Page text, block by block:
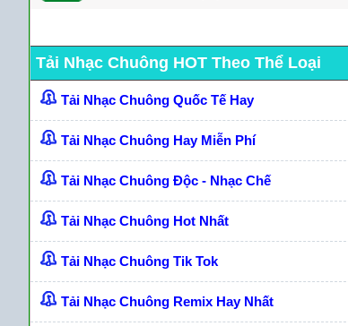
Tải Nhạc Chuông HOT Theo Thể Loại
Tải Nhạc Chuông Quốc Tế Hay
Tải Nhạc Chuông Hay Miễn Phí
Tải Nhạc Chuông Độc - Nhạc Chế
Tải Nhạc Chuông Hot Nhất
Tải Nhạc Chuông Tik Tok
Tải Nhạc Chuông Remix Hay Nhất